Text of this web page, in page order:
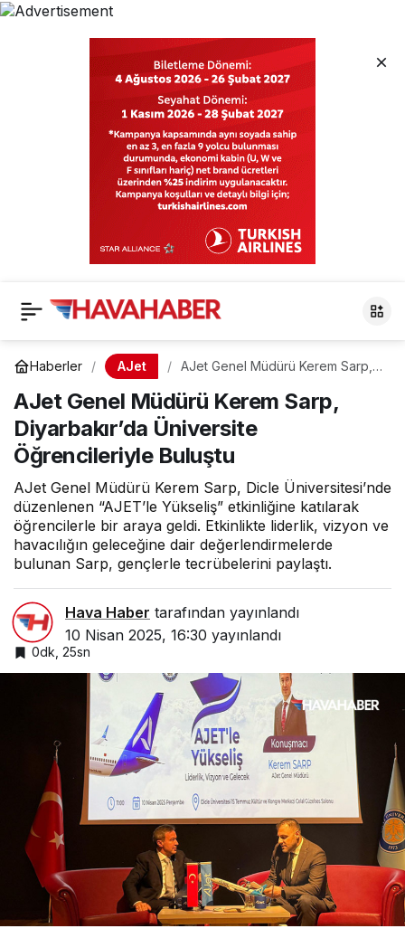
Haberler AJet
AJet Genel Müdürü Kerem Sarp,
Öğrencileriyle Buluştu
AJet Genel Müdürü Kerem Sarp,
Diyarbakır’da Üniversite
Öğrencileriyle Buluştu
AJet Genel Müdürü Kerem Sarp, Dicle Üniversitesi’nde
düzenlenen “AJET’le Yükseliş” etkinliğine katılarak
öğrencilerle bir araya geldi. Etkinlikte liderlik, vizyon ve
havacılığın geleceğine dair değerlendirmelerde
bulunan Sarp, gençlerle tecrübelerini paylaştı.
Hava Haber tarafından yayınlandı
10 Nisan 2025, 16:30 yayınlandı
0dk, 25sn